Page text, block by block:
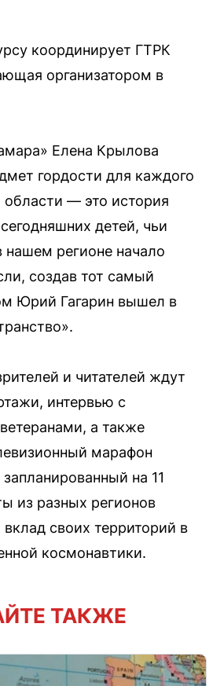
координирует ГТРК
организатором в
Елена Крылова
гордости для каждого
— это история
детей, чьи
регионе начало
создав тот самый
Юрий Гагарин вышел в
и читателей ждут
интервью с
а также
марафон
на 11
из разных регионов
своих территорий в
космонавтики.
ТАКЖЕ